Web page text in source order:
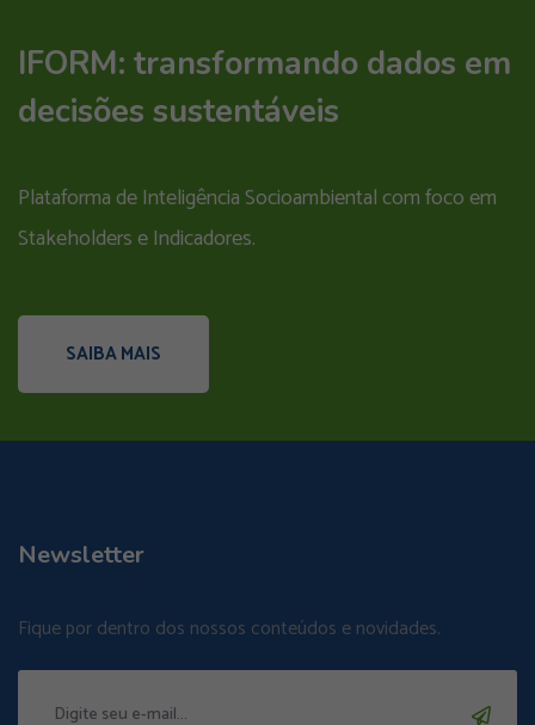
IFORM: transformando dados em
decisões sustentáveis
Plataforma de Inteligência Socioambiental com foco em
Stakeholders e Indicadores.
SAIBA MAIS
Newsletter
Fique por dentro dos nossos conteúdos e novidades.